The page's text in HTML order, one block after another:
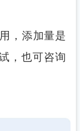
，添加量是
，也可咨询